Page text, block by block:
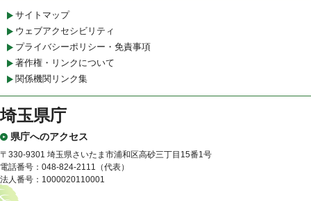
サイトマップ
ウェブアクセシビリティ
プライバシーポリシー・免責事項
著作権・リンクについて
関係機関リンク集
埼玉県庁
県庁へのアクセス
〒330-9301 埼玉県さいたま市浦和区高砂三丁目15番1号
電話番号：048-824-2111（代表）
法人番号：1000020110001